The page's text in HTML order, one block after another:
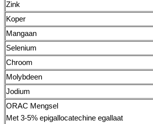
Zink
Koper
Mangaan
Selenium
Chroom
Molybdeen
Jodium
ORAC Mengsel
Met 3-5% epigallocatechine egallaat